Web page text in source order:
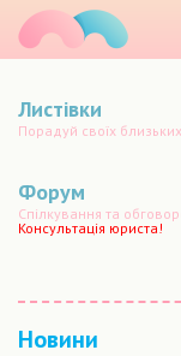
Листівки
Порадуй своїх
Форум
Спілкування та
Консультація юриста!
Новини